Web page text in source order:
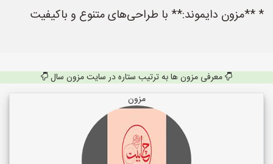
* **مزون دایموند:** با طراحی‌های متنوع و باکیفیت
معرفی مزون ها به ترتیب ستاره در سایت مزون سال
مزون